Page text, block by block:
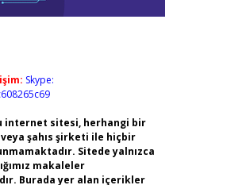
Skype:
internet sitesi, herhangi bir
şahıs şirketi ile hiçbir
Sitede yalnızca
makaleler
Burada yer alan içerikler